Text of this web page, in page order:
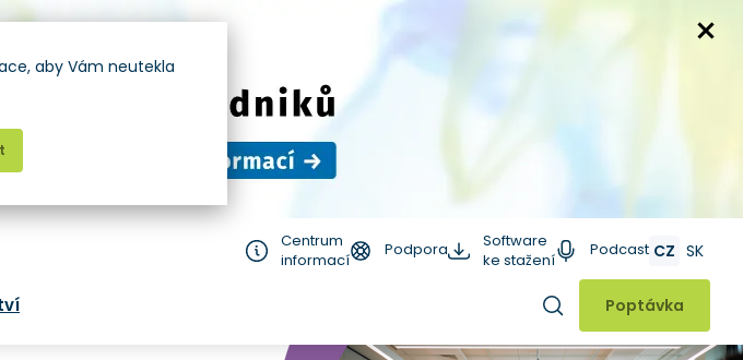
Centrum
informací
Podpora
Software
ke stažení
Podcast CZ SK
Hledat
Poptávka
aby Vám neutekla